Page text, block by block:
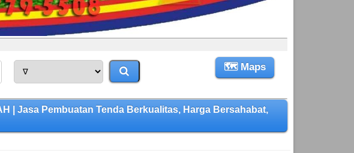
🗺 Maps
| Jasa Pembuatan Tenda Berkualitas, Harga Bersahabat,